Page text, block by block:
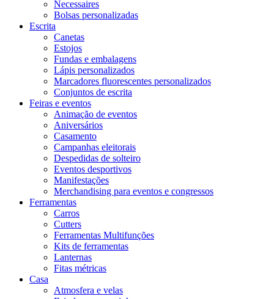
Necessaires
Bolsas personalizadas
Escrita
Canetas
Estojos
Fundas e embalagens
Lápis personalizados
Marcadores fluorescentes personalizados
Conjuntos de escrita
Feiras e eventos
Animação de eventos
Aniversários
Casamento
Campanhas eleitorais
Despedidas de solteiro
Eventos desportivos
Manifestações
Merchandising para eventos e congressos
Ferramentas
Carros
Cutters
Ferramentas Multifunções
Kits de ferramentas
Lanternas
Fitas métricas
Casa
Atmosfera e velas